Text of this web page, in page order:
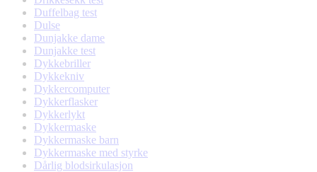
Duffelbag test
Dulse
Dunjakke dame
Dunjakke test
Dykkebriller
Dykkekniv
Dykkercomputer
Dykkerflasker
Dykkerlykt
Dykkermaske
Dykkermaske barn
Dykkermaske med styrke
Dårlig blodsirkulasjon